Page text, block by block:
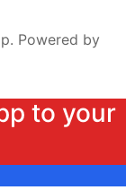
Powered by
to your